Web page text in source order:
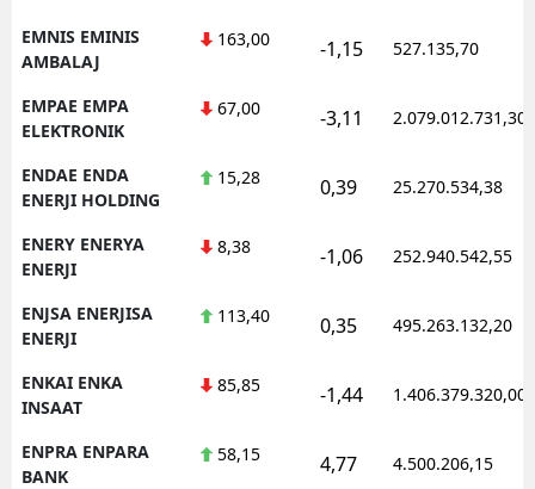
EMNIS EMINIS
AMBALAJ
163,00 -1,15 527.135,70
EMPAE EMPA
ELEKTRONIK
67,00 -3,11 2.079.012.731,30
ENDAE ENDA
ENERJI HOLDING
15,28 0,39 25.270.534,38
ENERY ENERYA
ENERJI
8,38 -1,06 252.940.542,55
ENJSA ENERJISA
ENERJI
113,40 0,35 495.263.132,20
ENKAI ENKA
INSAAT
85,85 -1,44 1.406.379.320,00
ENPRA ENPARA
BANK
58,15 4,77 4.500.206,15